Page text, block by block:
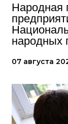
Народная
народных
07 августа